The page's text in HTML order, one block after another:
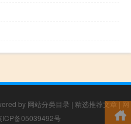
by 网站分类目录 | 精选推荐文章|网
ICP备05039492号